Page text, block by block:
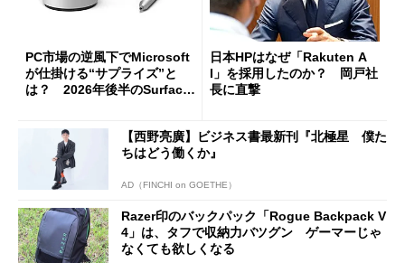
PC市場の逆風下でMicrosoft
が仕掛ける“サプライズ”と
は？ 2026年後半のSurface
日本HPはなぜ「Rakuten A
I」を採用したのか？ 岡戸社
長に直撃
【西野亮廣】ビジネス書最新刊『北極星 僕た
ちはどう働くか』
AD（FINCHI on GOETHE）
Razer印のバックパック「Rogue Backpack V
4」は、タフで収納力バツグン ゲーマーじゃ
なくても欲しくなる